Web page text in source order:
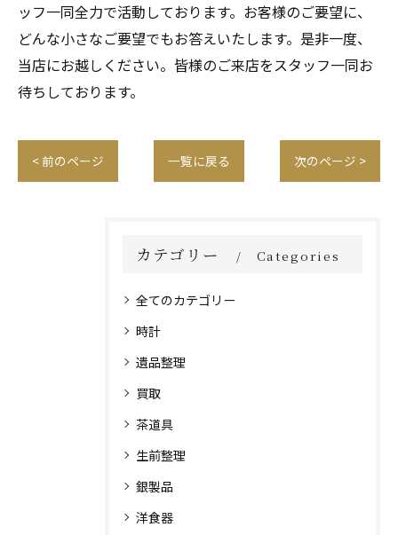
ッフ一同全力で活動しております。お客様のご要望に、
どんな小さなご要望でもお答えいたします。是非一度、
当店にお越しください。皆様のご来店をスタッフ一同お
待ちしております。
< 前のページ 一覧に戻る 次のページ >
カテゴリー Categories
全てのカテゴリー
時計
遺品整理
買取
茶道具
生前整理
銀製品
洋食器